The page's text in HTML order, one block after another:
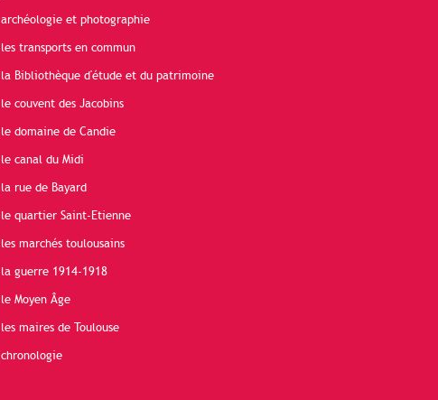
archéologie et photographie
les transports en commun
la Bibliothèque d'étude et du patrimoine
le couvent des Jacobins
le domaine de Candie
le canal du Midi
la rue de Bayard
le quartier Saint-Etienne
les marchés toulousains
la guerre 1914-1918
le Moyen Âge
les maires de Toulouse
chronologie